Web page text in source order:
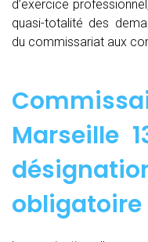
d’exercice
quasi-totalité des
du commissariat aux
Marseille
obligatoire